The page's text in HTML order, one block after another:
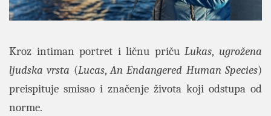
Kroz intiman portret i ličnu pričuLukas,ugrožena
ljudska vrsta (Lucas,An Endangered Human Species)
preispituje smisao i značenje života koji odstupa od
norme.